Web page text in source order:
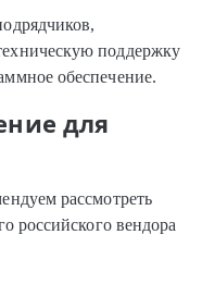
поддержку
обеспечение.
для
рассмотреть
российского вендора